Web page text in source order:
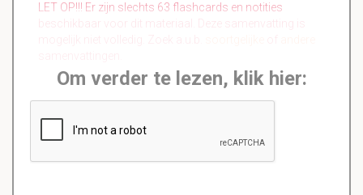
LET OP!!! Er zijn slechts 63 flashcards en notities
beschikbaar voor dit materiaal. Deze samenvatting is
Om verder te lezen, klik hier: